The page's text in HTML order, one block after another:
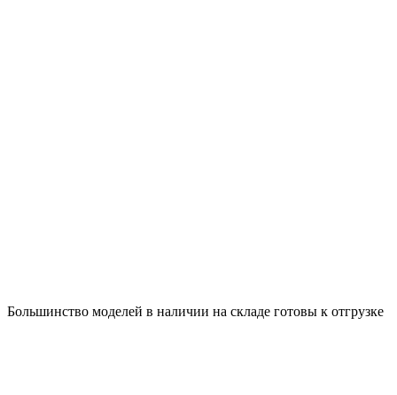
Большинство моделей в наличии на складе готовы к отгрузке